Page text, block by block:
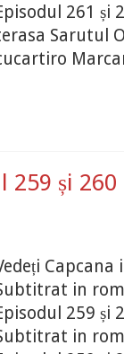
261 și
Sarutul
259 și
in
259 și
in